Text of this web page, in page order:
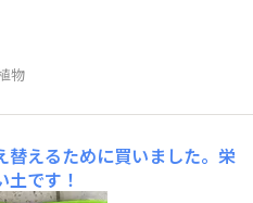
物
替えるために買いました。栄
です！